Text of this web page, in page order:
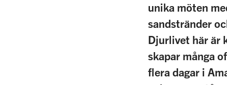
unika möten
sandstränder
Djurlivet här är
skapar många
flera dagar i